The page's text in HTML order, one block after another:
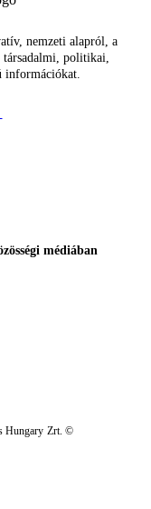
nemzeti alapról, a
társadalmi, politikai,
információkat.
médiában
Hungary Zrt. ©